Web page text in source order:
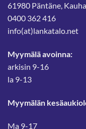
61980 Päntäne,
0400 362 416
info(at)lankatalo.net
Myymälä avoinna:
arkisin 9-16
la 9-13
Myymälän
Ma 9-17